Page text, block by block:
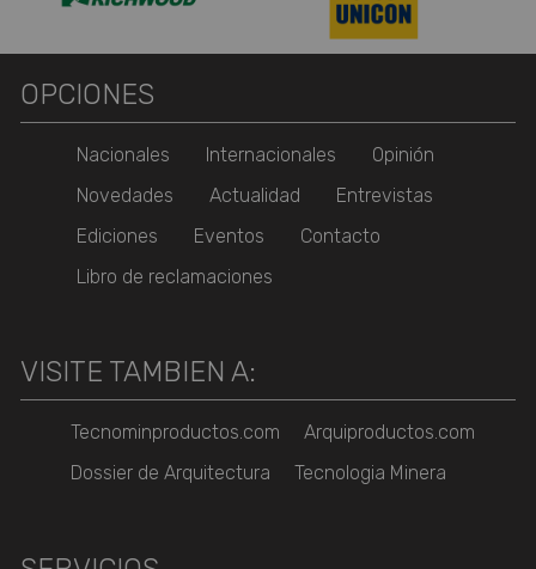
OPCIONES
Nacionales Internacionales
Opinión
Novedades
Actualidad
Entrevistas
Ediciones
Eventos
Contacto
Libro de reclamaciones
VISITE TAMBIEN A:
Tecnominproductos.com
Arquiproductos.com
Dossier de Arquitectura
Tecnologia Minera